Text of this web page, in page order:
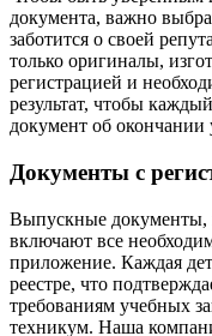
документа, важно
заботится о своей
только оригиналы,
регистрацией и
результат, чтобы
документ об окончании
Документы с
Выпускные документы,
включают все
приложение. Каждая
реестре, что
требованиям учебных
техникум. Наша